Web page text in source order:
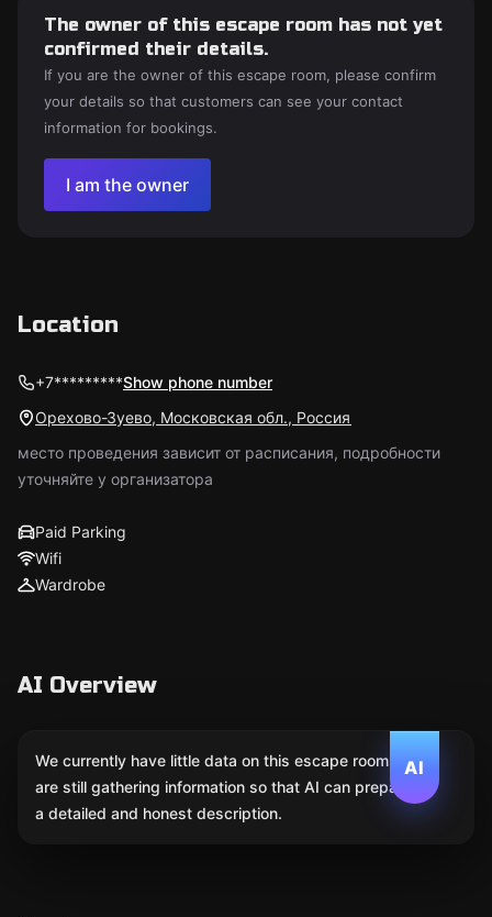
The owner of this escape room has not yet
confirmed their details.
If you are the owner of this escape room, please confirm
your details so that customers can see your contact
information for bookings.
I am the owner
Location
+7*********Show phone number
Орехово-Зуево, Московская обл., Россия
место проведения зависит от расписания, подробности
уточняйте у организатора
Paid Parking
Wifi
Wardrobe
AI Overview
AI
We currently have little data on this escape room. We
are still gathering information so that AI can prepare
a detailed and honest description.